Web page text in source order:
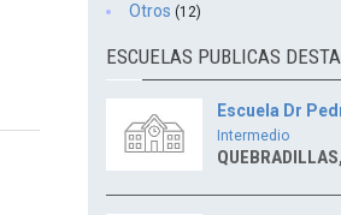
Otros (12)
ESCUELAS PUBLICAS
Escuela Dr
Intermedio